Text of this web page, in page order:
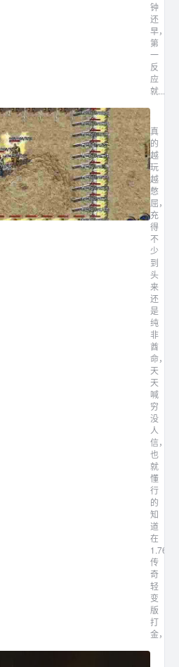
钟
还
早，
第
一
反
应
就...
真
的
越
玩
越
憋
屈，
充
得
不
少
到
头
来
还
是
纯
非
酋
命，
天
天
喊
穷
没
人
信，
也
就
懂
行
的
知
道
在
1.76
传
奇
轻
变
版
打
金，...